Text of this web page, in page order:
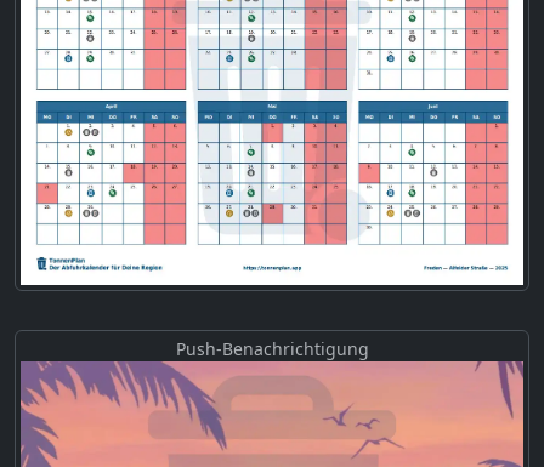
Push-Benachrichtigung